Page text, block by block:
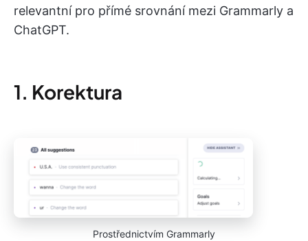
relevantní pro přímé srovnání mezi Grammarly a
ChatGPT.
1. Korektura
Prostřednictvím Grammarly